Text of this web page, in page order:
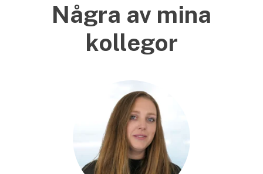
Några av mina
kollegor